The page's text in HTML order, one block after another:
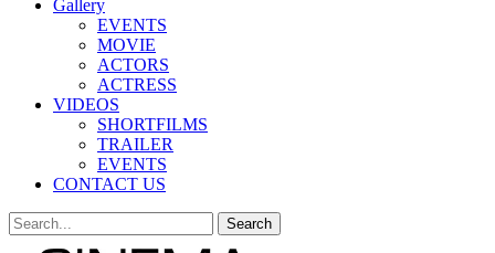
Gallery
EVENTS
MOVIE
ACTORS
ACTRESS
VIDEOS
SHORTFILMS
TRAILER
EVENTS
CONTACT US